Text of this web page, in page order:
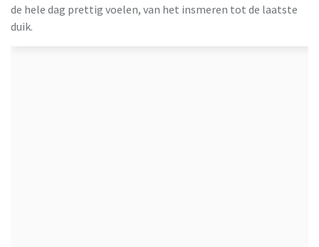
de hele dag prettig voelen, van het insmeren tot de laatste
duik.